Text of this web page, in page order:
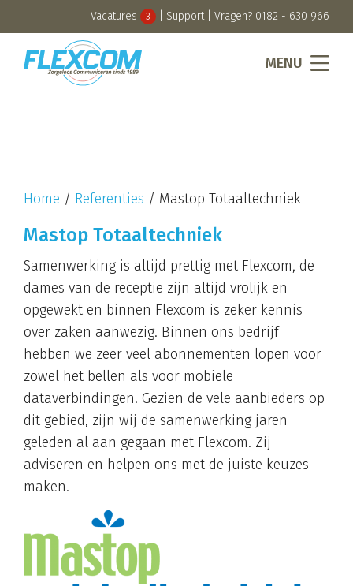
Vacatures 3 Support| Vragen? 0182 - 630 966
MENU
Home / Referenties / Mastop Totaaltechniek
Mastop Totaaltechniek
Samenwerking is altijd prettig met Flexcom, de
dames van de receptie zijn altijd vrolijk en
opgewekt en binnen Flexcom is zeker kennis
over zaken aanwezig. Binnen ons bedrijf
hebben we zeer veel abonnementen lopen voor
zowel het bellen als voor mobiele
dataverbindingen. Gezien de vele aanbieders op
dit gebied, zijn wij de samenwerking jaren
geleden al aan gegaan met Flexcom. Zij
adviseren en helpen ons met de juiste keuzes
maken.